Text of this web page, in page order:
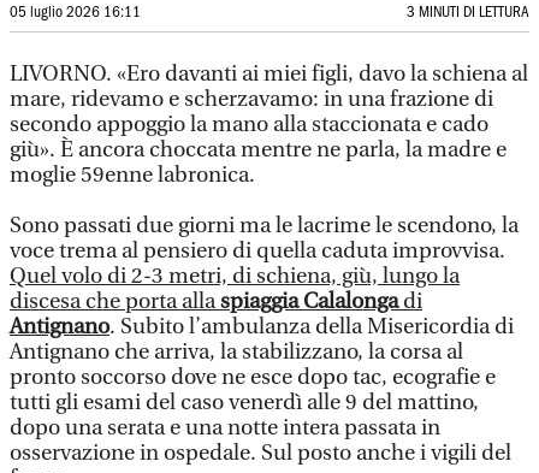
05 luglio 2026 16:11 3 MINUTI DI LETTURA
LIVORNO. «Ero davanti ai miei figli, davo la schiena al
mare, ridevamo e scherzavamo: in una frazione di
secondo appoggio la mano alla staccionata e cado
giù». È ancora choccata mentre ne parla, la madre e
moglie 59enne labronica.
Sono passati due giorni ma le lacrime le scendono, la
voce trema al pensiero di quella caduta improvvisa.
Quel volo di 2-3 metri, di schiena, giù, lungo la
discesa che porta allaspiaggia Calalongadi
Antignano. Subito l’ambulanza della Misericordia di
Antignano che arriva, la stabilizzano, la corsa al
pronto soccorso dove ne esce dopo tac, ecografie e
tutti gli esami del caso venerdì alle 9 del mattino,
dopo una serata e una notte intera passata in
osservazione in ospedale. Sul posto anche i vigili del